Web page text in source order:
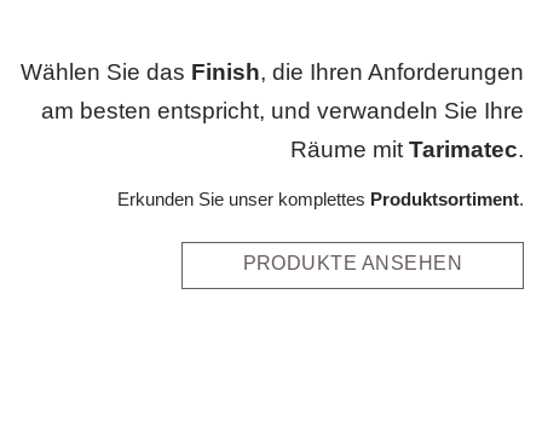
Wählen Sie das Finish, die Ihren Anforderungen
am besten entspricht, und verwandeln Sie Ihre
Räume mitTarimatec.
Erkunden Sie unser komplettes Produktsortiment.
PRODUKTE ANSEHEN